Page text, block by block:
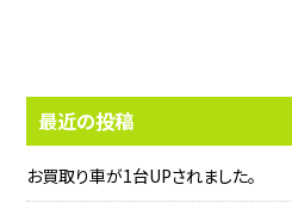
最近の投稿
お買取り車が1台UPされました。